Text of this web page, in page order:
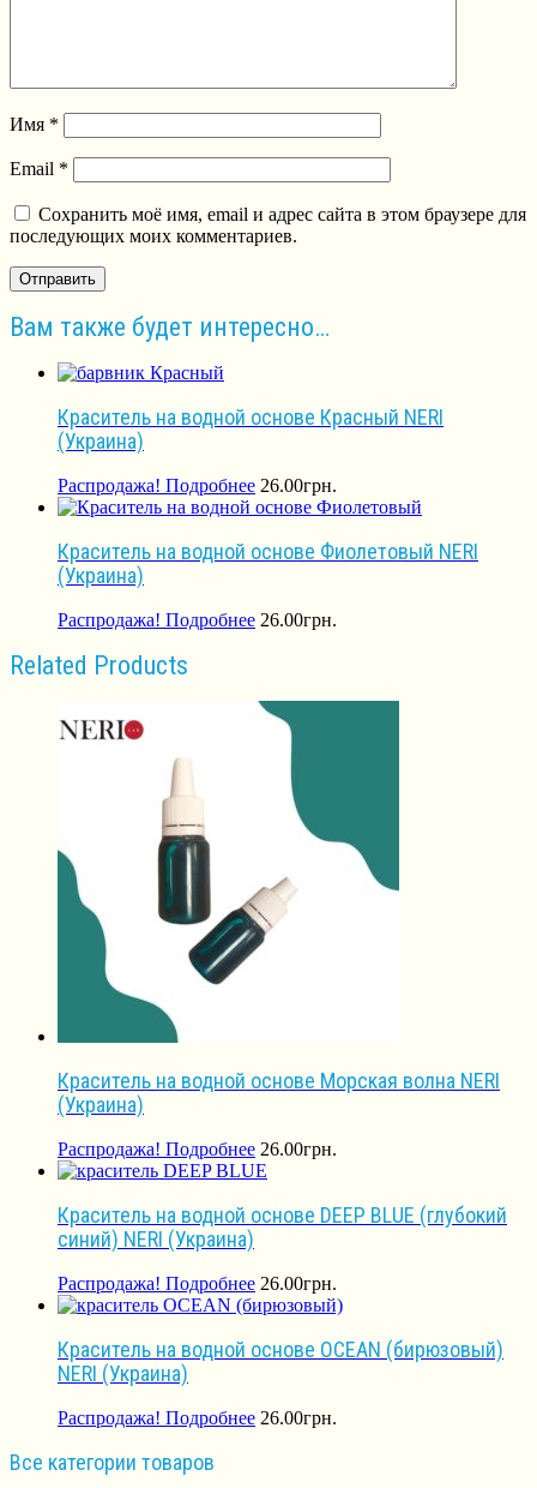
Имя *
Email *
Сохранить моё имя, email и адрес сайта в этом браузере для
последующих моих комментариев.
Вам также будет интересно…
Краситель на водной основе Красный NERI
(Украина)
Распродажа! Подробнее 26.00грн.
Краситель на водной основе Фиолетовый NERI
(Украина)
Распродажа! Подробнее 26.00грн.
Related Products
Краситель на водной основе Морская волна NERI
(Украина)
Распродажа! Подробнее 26.00грн.
Краситель на водной основе DEEP BLUE (глубокий
синий) NERI (Украина)
Распродажа! Подробнее 26.00грн.
Краситель на водной основе OCEAN (бирюзовый)
NERI (Украина)
Распродажа! Подробнее 26.00грн.
Все категории товаров